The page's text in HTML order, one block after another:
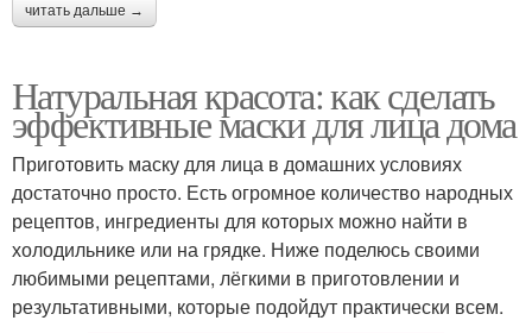
читать дальше →
Натуральная красота: как сделать
эффективные маски для лица дома
Приготовить маску для лица в домашних условиях
достаточно просто. Есть огромное количество народных
рецептов, ингредиенты для которых можно найти в
холодильнике или на грядке. Ниже поделюсь своими
любимыми рецептами, лёгкими в приготовлении и
результативными, которые подойдут практически всем.